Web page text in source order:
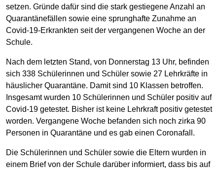
setzen. Gründe dafür sind die stark gestiegene Anzahl an
Quarantänefällen sowie eine sprunghafte Zunahme an
Covid-19-Erkrankten seit der vergangenen Woche an der
Schule.
Nach dem letzten Stand, von Donnerstag 13 Uhr, befinden
sich 338 Schülerinnen und Schüler sowie 27 Lehrkräfte in
häuslicher Quarantäne. Damit sind 10 Klassen betroffen.
Insgesamt wurden 10 Schülerinnen und Schüler positiv auf
Covid-19 getestet. Bisher ist keine Lehrkraft positiv getestet
worden. Vergangene Woche befanden sich noch zirka 90
Personen in Quarantäne und es gab einen Coronafall.
Die Schülerinnen und Schüler sowie die Eltern wurden in
einem Brief von der Schule darüber informiert, dass bis auf